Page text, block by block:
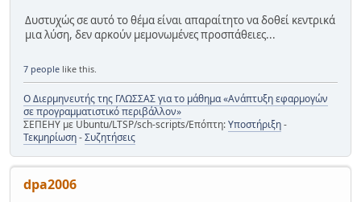
Δυστυχώς σε αυτό το θέμα είναι απαραίτητο να δοθεί κεντρικά
μια λύση, δεν αρκούν μεμονωμένες προσπάθειες...
7 people like this.
Ο Διερμηνευτής της ΓΛΩΣΣΑΣ για το μάθημα «Ανάπτυξη εφαρμογών
σε προγραμματιστικό περιβάλλον»
ΣΕΠΕΗΥ με Ubuntu/LTSP/sch-scripts/Επόπτη:Υποστήριξη-
Τεκμηρίωση-Συζητήσεις
dpa2006